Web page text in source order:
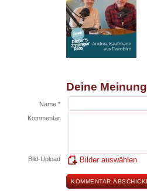
Deine Meinung
Name *
Kommentar
Bild-Upload Bilder auswählen